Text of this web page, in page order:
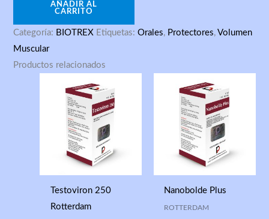
AÑADIR AL
CARRITO
Categoría: BIOTREX Etiquetas:Orales, Protectores,Volumen
Muscular
Productos relacionados
Testoviron 250
Rotterdam
Nanobolde Plus
ROTTERDAM